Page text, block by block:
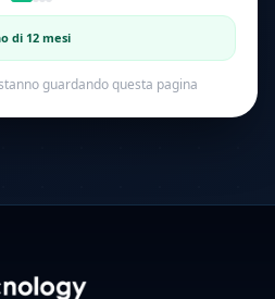
di 12 mesi
guardando questa pagina